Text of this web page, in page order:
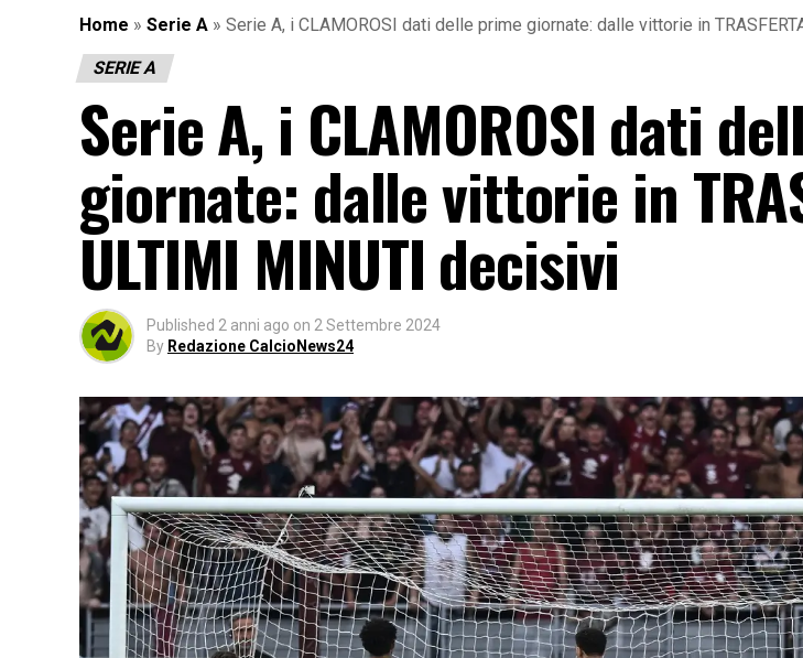
Home » Serie A » Serie A, i CLAMOROSI dati delle prime giornate: dalle vittorie in
SERIE A
Serie A, i CLAMOROSI dati
giornate: dalle vittorie in
ULTIMI MINUTI decisivi
Published 2 anni ago on 2 Settembre 2024
By Redazione CalcioNews24